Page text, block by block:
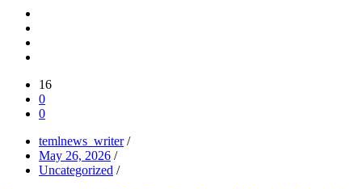
16
0
0
temlnews_writer /
May 26, 2026 /
Uncategorized /